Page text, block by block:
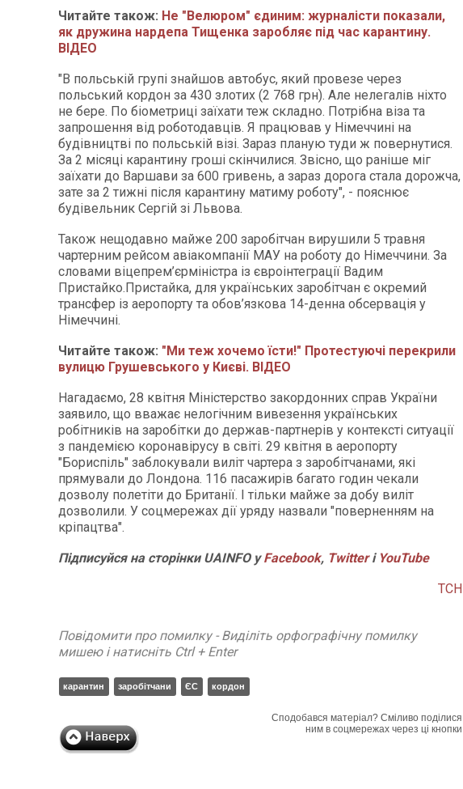
Читайте також: Не "Велюром" єдиним: журналісти показали,
як дружина нардепа Тищенка заробляє під час карантину.
ВІДЕО
"В польській групі знайшов автобус, який провезе через
польський кордон за 430 злотих (2 768 грн). Але нелегалів ніхто
не бере. По біометриці заїхати теж складно. Потрібна віза та
запрошення від роботодавців. Я працював у Німеччині на
будівництві по польській візі. Зараз планую туди ж повернутися.
За 2 місяці карантину гроші скінчилися. Звісно, що раніше міг
заїхати до Варшави за 600 гривень, а зараз дорога стала дорожча,
зате за 2 тижні після карантину матиму роботу", - пояснює
будівельник Сергій зі Львова.
Також нещодавно майже 200 заробітчан вирушили 5 травня
чартерним рейсом авіакомпанії МАУ на роботу до Німеччини. За
словами віцепрем’єрміністра із євроінтеграції Вадим
Пристайко.Пристайка, для українських заробітчан є окремий
трансфер із аеропорту та обов’язкова 14-денна обсервація у
Німеччині.
Читайте також: "Ми теж хочемо їсти!" Протестуючі перекрили
вулицю Грушевського у Києві. ВІДЕО
Нагадаємо, 28 квітня Міністерство закордонних справ України
заявило, що вважає нелогічним вивезення українських
робітників на заробітки до держав-партнерів у контексті ситуації
з пандемією коронавірусу в світі. 29 квітня в аеропорту
"Бориспіль" заблокували виліт чартера з заробітчанами, які
прямували до Лондона. 116 пасажирів багато годин чекали
дозволу полетіти до Британії. І тільки майже за добу виліт
дозволили. У соцмережах дії уряду назвали "поверненням на
кріпацтва".
Підписуйся на сторінки UAINFO уFacebook, Twitterі YouTube
ТСН
Повідомити про помилку - Виділіть орфографічну помилку
мишею і натисніть Ctrl + Enter
карантин заробітчани ЄС кордон
Сподобався матеріал? Сміливо поділися
ним в соцмережах через ці кнопки